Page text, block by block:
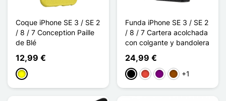
Coque iPhone SE 3 / SE 2
/ 8 / 7 Conception Paille
de Blé
12,99 €
Amarillo
Funda iPhone SE 3 / SE 2
/ 8 / 7 Cartera acolchada
con colgante y bandolera
24,99 €
NegroRojoPúrpuraMarrón
+1